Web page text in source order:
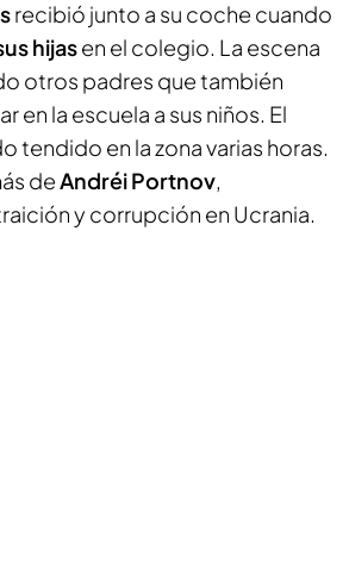
recibió junto a su coche cuando
hijasen el colegio. La escena
otros padres que también
en la escuela a sus niños. El
tendido en la zona varias horas.
deAndréi Portnov,
y corrupción en Ucrania.